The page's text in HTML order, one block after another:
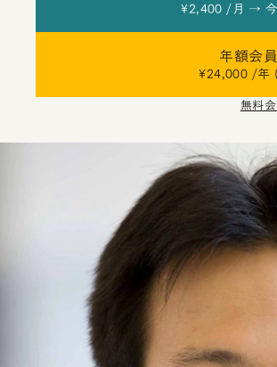
¥2,400 /月 → 今
年額会
¥24,000 /年
無料